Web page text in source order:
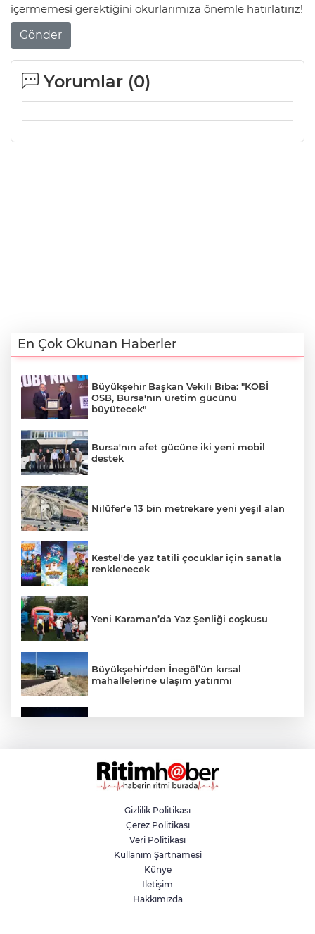
içermemesi gerektiğini okurlarımıza önemle hatırlatırız!
Gönder
Yorumlar (0)
En Çok Okunan Haberler
Büyükşehir Başkan Vekili Biba: "KOBİ
OSB, Bursa'nın üretim gücünü
büyütecek"
Bursa'nın afet gücüne iki yeni mobil
destek
Nilüfer'e 13 bin metrekare yeni yeşil alan
Kestel'de yaz tatili çocuklar için sanatla
renklenecek
Yeni Karaman’da Yaz Şenliği coşkusu
Büyükşehir'den İnegöl’ün kırsal
mahallelerine ulaşım yatırımı
Aslı Hünel’den Bursa Festivali’nde
unutulmaz gece
Osmangazi Belediyesi istihdama köprü
olmayı sürdürüyor
Yıldırım’da çocuklar yazı bilim ve sanatla
değerlendiriyor
Gizlilik Politikası
Çerez Politikası
Veri Politikası
Kullanım Şartnamesi
Künye
İletişim
Hakkımızda